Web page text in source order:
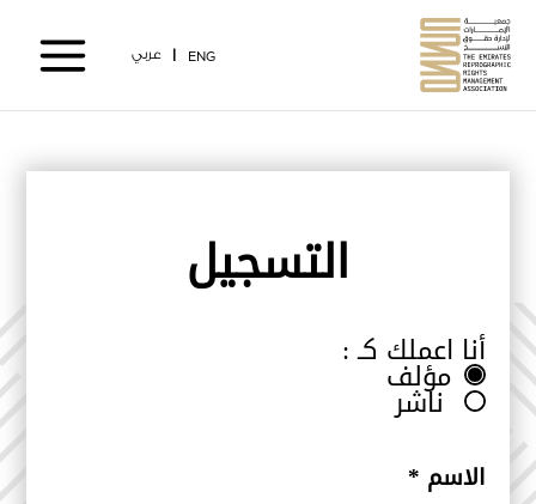
المحتوى
عربي ENG
التسجيل
أنا اعملك كـ :
مؤلف
ناشر
الاسم *